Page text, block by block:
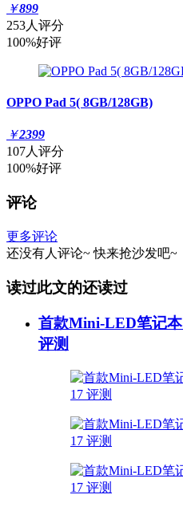
￥899
253人评分
100%好评
OPPO Pad 5( 8GB/128GB)
￥2399
107人评分
100%好评
评论
更多评论
还没有人评论~ 快来抢沙发吧~
读过此文的还读过
首款Mini-LED笔记
评测